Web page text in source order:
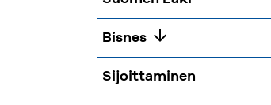
Bisnes arrow_downward
Sijoittaminen